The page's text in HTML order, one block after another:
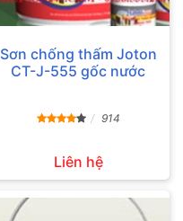
Sơn chống thấm Joton
CT-J-555 gốc nước
914
Liên hệ